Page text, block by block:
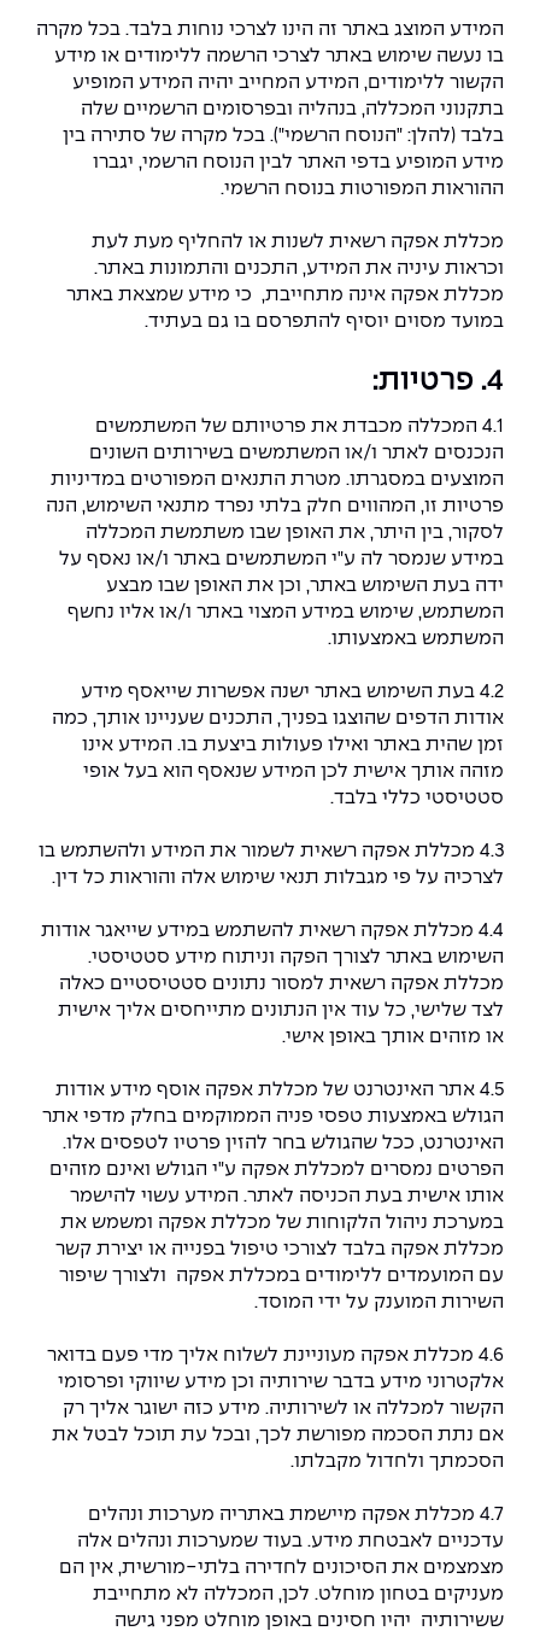
המידע המוצג באתר זה הינו לצרכי נוחות בלבד. בכל מקרה
בו נעשה שימוש באתר לצרכי הרשמה ללימודים או מידע
הקשור ללימודים, המידע המחייב יהיה המידע המופיע
בתקנוני המכללה, בנהליה ובפרסומים הרשמיים שלה
בלבד (להלן: "הנוסח הרשמי"). בכל מקרה של סתירה בין
מידע המופיע בדפי האתר לבין הנוסח הרשמי, יגברו
ההוראות המפורטות בנוסח הרשמי.
מכללת אפקה רשאית לשנות או להחליף מעת לעת
וכראות עיניה את המידע, התכנים והתמונות באתר.
מכללת אפקה אינה מתחייבת, כי מידע שמצאת באתר
במועד מסוים יוסיף להתפרסם בו גם בעתיד.
4. פרטיות:
4.1 המכללה מכבדת את פרטיותם של המשתמשים
הנכנסים לאתר ו/או המשתמשים בשירותים השונים
המוצעים במסגרתו. מטרת התנאים המפורטים במדיניות
פרטיות זו, המהווים חלק בלתי נפרד מתנאי השימוש, הנה
לסקור, בין היתר, את האופן שבו משתמשת המכללה
במידע שנמסר לה ע"י המשתמשים באתר ו/או נאסף על
ידה בעת השימוש באתר, וכן את האופן שבו מבצע
המשתמש, שימוש במידע המצוי באתר ו/או אליו נחשף
המשתמש באמצעותו.
4.2 בעת השימוש באתר ישנה אפשרות שייאסף מידע
אודות הדפים שהוצגו בפניך, התכנים שעניינו אותך, כמה
זמן שהית באתר ואילו פעולות ביצעת בו. המידע אינו
מזהה אותך אישית לכן המידע שנאסף הוא בעל אופי
סטטיסטי כללי בלבד.
4.3 מכללת אפקה רשאית לשמור את המידע ולהשתמש בו
לצרכיה על פי מגבלות תנאי שימוש אלה והוראות כל דין.
4.4 מכללת אפקה רשאית להשתמש במידע שייאגר אודות
השימוש באתר לצורך הפקה וניתוח מידע סטטיסטי.
מכללת אפקה רשאית למסור נתונים סטטיסטיים כאלה
לצד שלישי, כל עוד אין הנתונים מתייחסים אליך אישית
או מזהים אותך באופן אישי.
4.5 אתר האינטרנט של מכללת אפקה אוסף מידע אודות
הגולש באמצעות טפסי פניה הממוקמים בחלק מדפי אתר
האינטרנט, ככל שהגולש בחר להזין פרטיו לטפסים אלו.
הפרטים נמסרים למכללת אפקה ע"י הגולש ואינם מזהים
אותו אישית בעת הכניסה לאתר. המידע עשוי להישמר
במערכת ניהול הלקוחות של מכללת אפקה ומשמש את
מכללת אפקה בלבד לצורכי טיפול בפנייה או יצירת קשר
עם המועמדים ללימודים במכללת אפקה ולצורך שיפור
השירות המוענק על ידי המוסד.
4.6 מכללת אפקה מעוניינת לשלוח אליך מדי פעם בדואר
אלקטרוני מידע בדבר שירותיה וכן מידע שיווקי ופרסומי
הקשור למכללה או לשירותיה. מידע כזה ישוגר אליך רק
אם נתת הסכמה מפורשת לכך, ובכל עת תוכל לבטל את
הסכמתך ולחדול מקבלתו.
4.7 מכללת אפקה מיישמת באתריה מערכות ונהלים
עדכניים לאבטחת מידע. בעוד שמערכות ונהלים אלה
מצמצמים את הסיכונים לחדירה בלתי-מורשית, אין הם
מעניקים בטחון מוחלט. לכן, המכללה לא מתחייבת
ששירותיה יהיו חסינים באופן מוחלט מפני גישה